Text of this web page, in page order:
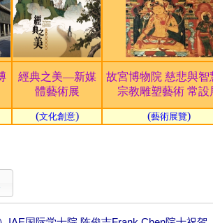
經典之美—新媒
體藝術展
故宮博物院 慈悲與
宗教雕塑藝術 常設
(文化創意) (藝術展覽)